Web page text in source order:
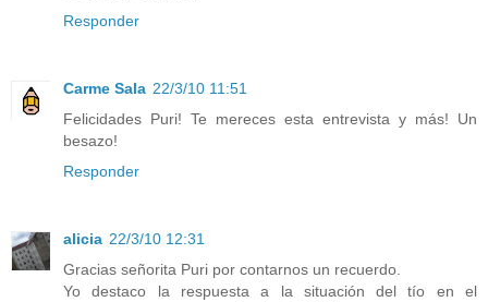
Responder
Carme Sala 22/3/10 11:51
Felicidades Puri! Te mereces esta entrevista y más! Un
besazo!
Responder
alicia 22/3/10 12:31
Gracias señorita Puri por contarnos un recuerdo.
Yo destaco la respuesta a la situación del tío en el